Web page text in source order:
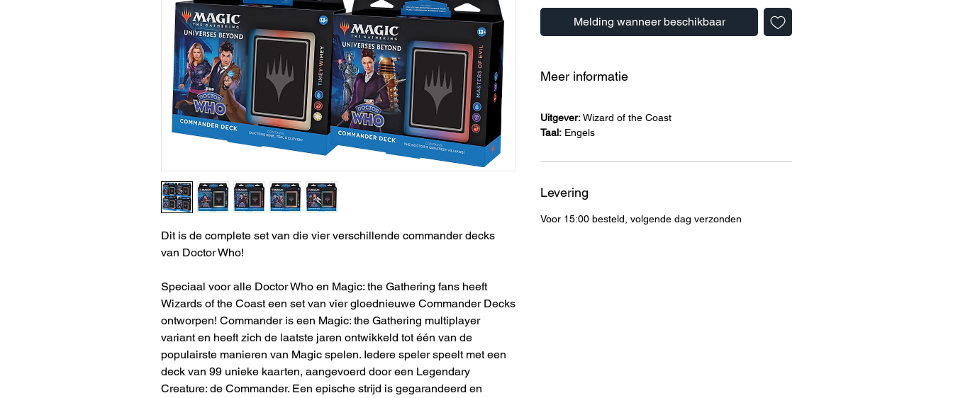
Dit is de complete set van die vier verschillende commander decks
van Doctor Who!
Speciaal voor alle Doctor Who en Magic: the Gathering fans heeft
Wizards of the Coast een set van vier gloednieuwe Commander Decks
ontworpen! Commander is een Magic: the Gathering multiplayer
variant en heeft zich de laatste jaren ontwikkeld tot één van de
populairste manieren van Magic spelen. Iedere speler speelt met een
deck van 99 unieke kaarten, aangevoerd door een Legendary
Creature: de Commander. Een epische strijd is gegarandeerd en
Melding wanneer beschikbaar
Meer informatie
Uitgever:Wizard of the Coast
Taal: Engels
Levering
Voor 15:00 besteld, volgende dag verzonden